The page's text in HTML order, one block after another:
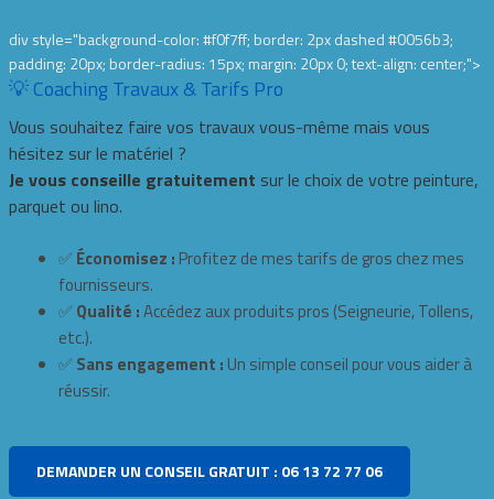
div style="background-color: #f0f7ff; border: 2px dashed #0056b3;
padding: 20px; border-radius: 15px; margin: 20px 0; text-align: center;">
💡 Coaching Travaux & Tarifs Pro
Vous souhaitez faire vos travaux vous-même mais vous
hésitez sur le matériel ?
Je vous conseille gratuitement sur le choix de votre peinture,
parquet ou lino.
✅ Économisez : Profitez de mes tarifs de gros chez mes
fournisseurs.
✅ Qualité :Accédez aux produits pros (Seigneurie, Tollens,
etc.).
✅ Sans engagement : Un simple conseil pour vous aider à
réussir.
DEMANDER UN CONSEIL GRATUIT : 06 13 72 77 06